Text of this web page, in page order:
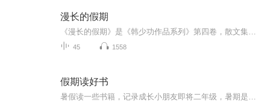
漫长的假期
45 1558
假期读好书